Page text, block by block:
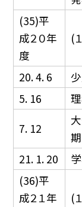
(35)平
成２０年
度
(
20. 4. 6
5. 16
7. 12
21. 1. 20
(36)平
成２１年
(